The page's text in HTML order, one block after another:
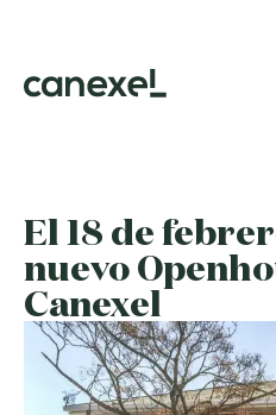
El 18 de
nuevo
Canexel